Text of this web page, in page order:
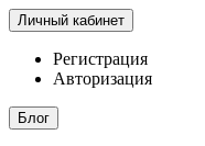
Личный кабинет
Регистрация
Авторизация
Блог